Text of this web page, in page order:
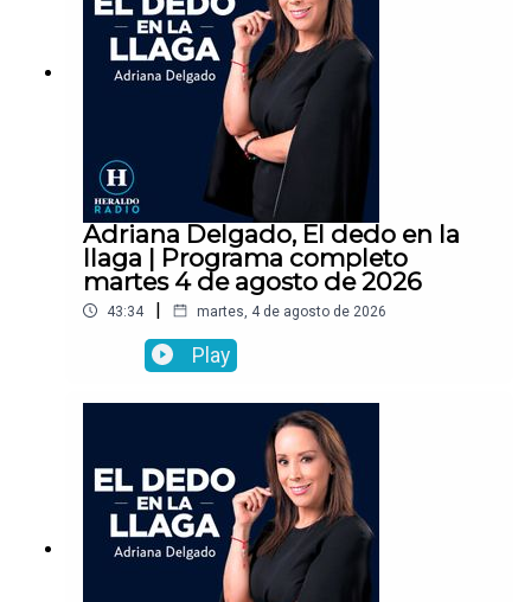
Adriana Delgado, El dedo en la
llaga | Programa completo
martes 4 de agosto de 2026
43:34 | martes, 4 de agosto de 2026
Play